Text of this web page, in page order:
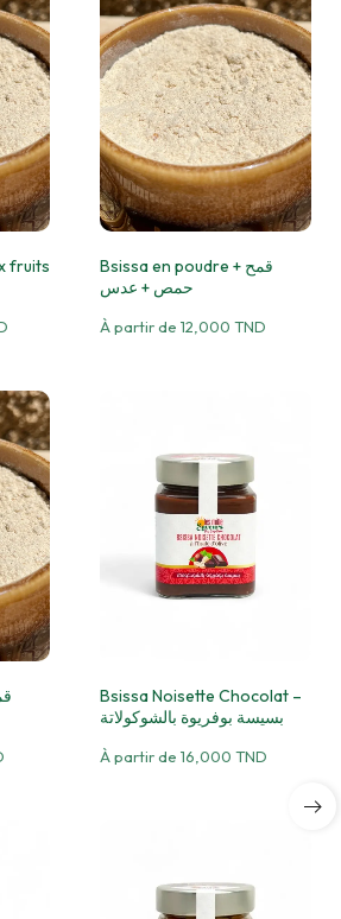
fruits
Bsissa en poudre قمح +
حمص + عدس
À partir de 12,000 TND
Bsissa Noisette Chocolat –
بسيسة بوفريوة بالشوكولاتة
À partir de 16,000 TND